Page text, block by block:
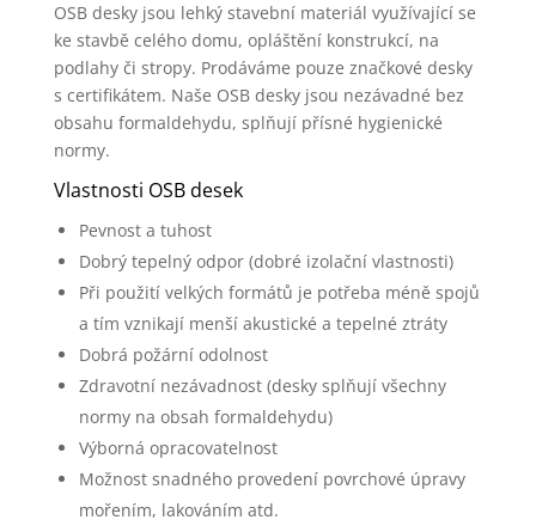
OSB desky jsou lehký stavební materiál využívající se
ke stavbě celého domu, opláštění konstrukcí, na
podlahy či stropy. Prodáváme pouze značkové desky
s certifikátem. Naše OSB desky jsou nezávadné bez
obsahu formaldehydu, splňují přísné hygienické
normy.
Vlastnosti OSB desek
Pevnost a tuhost
Dobrý tepelný odpor (dobré izolační vlastnosti)
Při použití velkých formátů je potřeba méně spojů
a tím vznikají menší akustické a tepelné ztráty
Dobrá požární odolnost
Zdravotní nezávadnost (desky splňují všechny
normy na obsah formaldehydu)
Výborná opracovatelnost
Možnost snadného provedení povrchové úpravy
mořením, lakováním atd.